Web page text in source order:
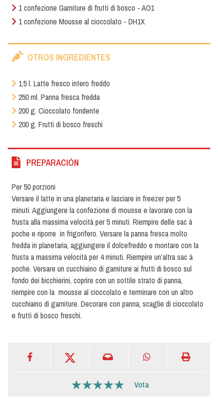
1 confezione Garniture di frutti di bosco - AO1
1 confezione Mousse al cioccolato - DH1X
OTROS INGREDIENTES
1,5 l. Latte fresco intero freddo
250 ml. Panna fresca fredda
200 g. Cioccolato fondente
200 g. Frutti di bosco freschi
PREPARACIÓN
Per 50 porzioni
Versare il latte in una planetaria e lasciare in freezer per 5
minuti. Aggiungere la confezione di mousse e lavorare con la
frusta alla massima velocità per 5 minuti. Riempire delle sac à
poche e riporre in frigorifero. Versare la panna fresca molto
fredda in planetaria, aggiungere il dolcefreddo e montare con la
frusta a massima velocità per 4 minuti. Riempire un’altra sac à
poche. Versare un cucchiaino di garniture ai frutti di bosco sul
fondo dei bicchierini, coprire con un sottile strato di panna,
riempire con la mousse al cioccolato e terminare con un altro
cucchiaino di garniture. Decorare con panna, scaglie di cioccolato
e frutti di bosco freschi.
Vota